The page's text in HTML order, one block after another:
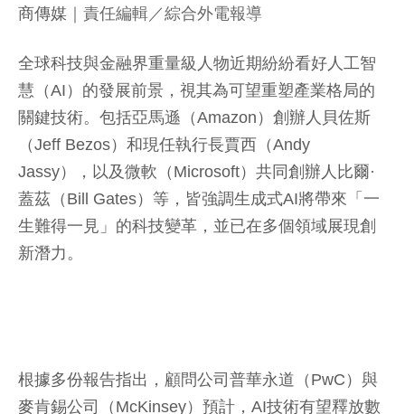
商傳媒 ｜責任編輯／綜合外電報導
全球科技與金融界重量級人物近期紛紛看好人工智
慧（AI）的發展前景，視其為可望重塑產業格局的
關鍵技術。包括亞馬遜（Amazon）創辦人貝佐斯
（Jeff Bezos）和現任執行長賈西（Andy
Jassy），以及微軟（Microsoft）共同創辦人比爾·
蓋茲（Bill Gates）等，皆強調生成式AI將帶來「一
生難得一見」的科技變革，並已在多個領域展現創
新潛力。
根據多份報告指出，顧問公司普華永道（PwC）與
麥肯錫公司（McKinsey）預計，AI技術有望釋放數